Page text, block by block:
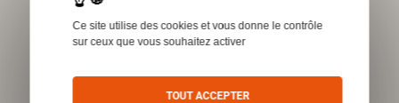
*Champs obligatoires
Envoyer
Ce site utilise des cookies et vous donne le contrôle
sur ceux que vous souhaitez activer
TOUT ACCEPTER